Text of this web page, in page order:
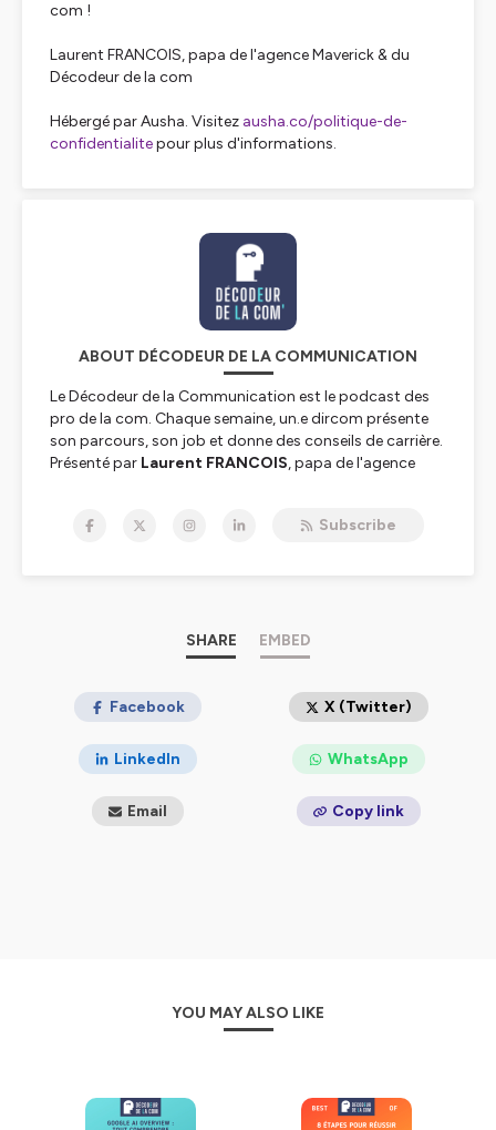
com !
Laurent FRANCOIS, papa de l'agence Maverick & du
Décodeur de la com
Hébergé par Ausha. Visitez ausha.co/politique-de-
confidentialitepour plus d'informations.
ABOUT DÉCODEUR DE LA COMMUNICATION
Le Décodeur de la Communication est le podcast des
pro de la com. Chaque semaine, un.e dircom présente
son parcours, son job et donne des conseils de carrière.
Présenté par Laurent FRANCOIS, papa de l'agence
Hébergé par Ausha. Visitezausha.co/politique-de-
Subscribe
SHARE EMBED
Facebook X (Twitter)
LinkedIn WhatsApp
Email Copy link
YOU MAY ALSO LIKE